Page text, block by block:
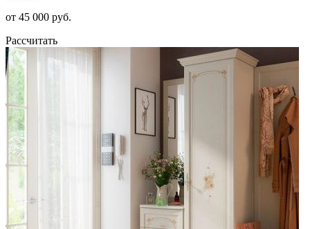
от 45 000 руб.
Рассчитать